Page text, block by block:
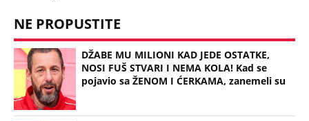
NE PROPUSTITE
DŽABE MU MILIONI KAD JEDE OSTATKE,
NOSI FUŠ STVARI I NEMA KOLA! Kad se
pojavio sa ŽENOM I ĆERKAMA, zanemeli su